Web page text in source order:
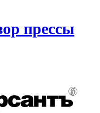
прессы